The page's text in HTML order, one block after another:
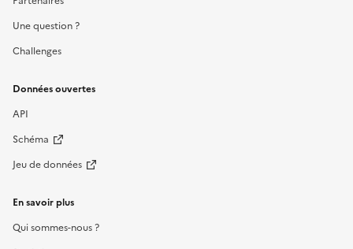
Une question ?
Challenges
Données ouvertes
API
Schéma
Jeu de données
En savoir plus
Qui sommes-nous ?